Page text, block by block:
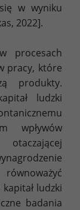
w wyniku
2022].
procesach
pracy, które
produkty.
ludzki
wpływów
ludzki
badania